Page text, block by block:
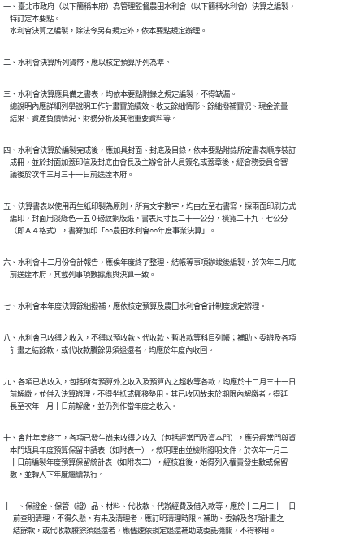
一、臺北市政府（以下簡稱本府）為管理監督農田水利會（以下簡稱水利會）決算之編製，
    特訂定本要點。
    水利會決算之編製，除法令另有規定外，依本要點規定辦理。
二、水利會決算所列貨幣，應以核定預算所列為準。
三、水利會決算應具備之書表，均依本要點附錄之規定編製，不得缺漏。
    總說明內應詳細列舉說明工作計畫實施績效、收支餘絀情形、餘絀撥補實況、現金流量
    結果、資產負債情況、財務分析及其他重要資料等。
四、水利會決算於編製完成後，應加具封面、封底及目錄，依本要點附錄所定書表順序裝訂
    成冊，並於封面加蓋印信及封底由會長及主辦會計人員簽名或蓋章後，經會務委員會審
    議後於次年三月三十一日前送達本府。
五、決算書表以使用再生紙印製為原則，所有文字數字，均由左至右書寫，採兩面印刷方式
    編印，封面用淡綠色一五０磅紋銅版紙，書表尺寸長二十一公分，橫寬二十九．七公分
    （即Ａ４格式），書脊加印「○○農田水利會○○年度事業決算」。
六、水利會十二月份會計報告，應俟年度終了整理、結帳等事項辦竣後編製，於次年二月底
    前送達本府，其載列事項數據應與決算一致。
七、水利會本年度決算餘絀撥補，應依核定預算及農田水利會會計制度規定辦理。
八、水利會已收得之收入，不得以預收款、代收款、暫收款等科目列帳；補助、委辦及各項
    計畫之結餘款，或代收款賸餘毋須退還者，均應於年度內收回。
九、各項已收收入，包括所有預算外之收入及預算內之超收等各款，均應於十二月三十一日
    前解繳，並併入決算辦理，不得坐抵或挪移墊用。其已收因故未於期限內解繳者，得延
    長至次年一月十日前解繳，並仍列作當年度之收入。
十、會計年度終了，各項已發生尚未收得之收入（包括經常門及資本門），應分經常門與資
    本門填具年度預算保留申請表（如附表一），敘明理由並檢附證明文件，於次年一月二
    十日前編製年度預算保留統計表（如附表二），經核准後，始得列入權責發生數或保留
    數，並轉入下年度繼續執行。
十一、保證金、保管（證）品、材料、代收款、代辦經費及借入款等，應於十二月三十一日
      前查明清理，不得久懸，有未及清理者，應訂明清理時限。補助、委辦及各項計畫之
      結餘款，或代收款賸餘須退還者，應儘速依規定退還補助或委託機關，不得移用。